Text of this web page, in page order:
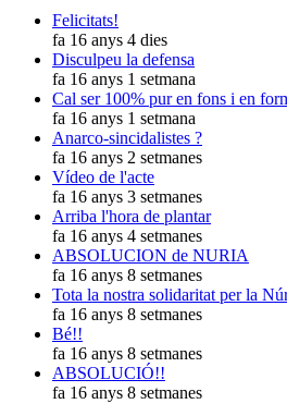
Felicitats!
fa 16 anys 4 dies
Disculpeu la defensa
fa 16 anys 1 setmana
Cal ser 100% pur en fons i en
fa 16 anys 1 setmana
Anarco-sincidalistes ?
fa 16 anys 2 setmanes
Vídeo de l'acte
fa 16 anys 3 setmanes
Arriba l'hora de plantar
fa 16 anys 4 setmanes
ABSOLUCION de NURIA
fa 16 anys 8 setmanes
Tota la nostra solidaritat per la
fa 16 anys 8 setmanes
Bé!!
fa 16 anys 8 setmanes
ABSOLUCIÓ!!
fa 16 anys 8 setmanes